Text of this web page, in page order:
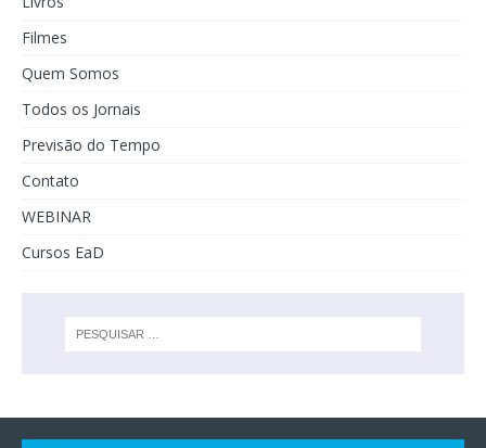
Filmes
Quem Somos
Todos os Jornais
Previsão do Tempo
Contato
WEBINAR
Cursos EaD